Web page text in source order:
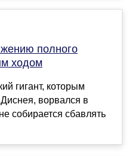
полного
ходом
гигант, которым
ворвался в
собирается сбавлять